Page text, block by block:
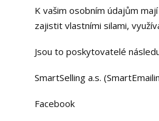
K vašim osobním údajům
zajistit vlastními silami,
Jsou to poskytovatelé
SmartSelling a.s.
Facebook